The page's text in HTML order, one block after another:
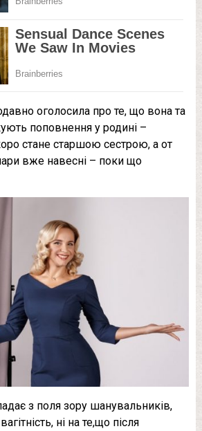
оголосила про те, що вона та
поповнення у родині –
стане старшою сестрою, а от
вже навесні – поки що
з поля зору шанувальників,
ні на те,що після